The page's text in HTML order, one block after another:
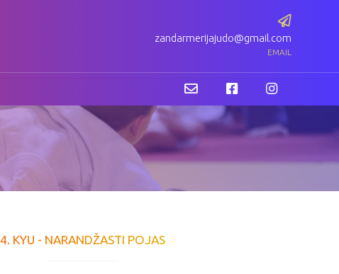
zandarmerijajudo@gmail.com
EMAIL
4. KYU - NARANDŽASTI POJAS